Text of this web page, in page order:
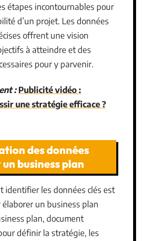
étapes incontournables pour
d’un projet. Les données
offrent une vision
à atteindre et des
pour y parvenir.
: Publicité vidéo :
une stratégie efficace ?
des données
business plan
identifier les données clés est
un business plan
plan, document
définir la stratégie, les